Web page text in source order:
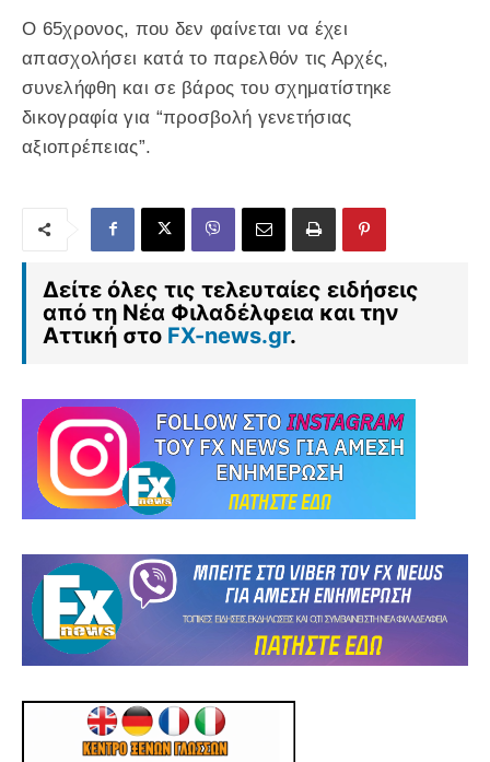
Ο 65χρονος, που δεν φαίνεται να έχει
απασχολήσει κατά το παρελθόν τις Αρχές,
συνελήφθη και σε βάρος του σχηματίστηκε
δικογραφία για “προσβολή γενετήσιας
αξιοπρέπειας”.
Δείτε όλες τις τελευταίες ειδήσεις
από τη Νέα Φιλαδέλφεια και την
Αττική στο FX-news.gr.